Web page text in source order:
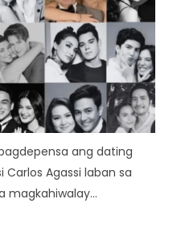
ang dating
Agassi laban sa
magkahiwalay...